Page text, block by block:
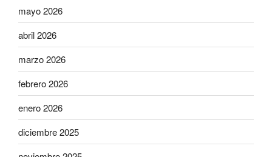
mayo 2026
abril 2026
marzo 2026
febrero 2026
enero 2026
diciembre 2025